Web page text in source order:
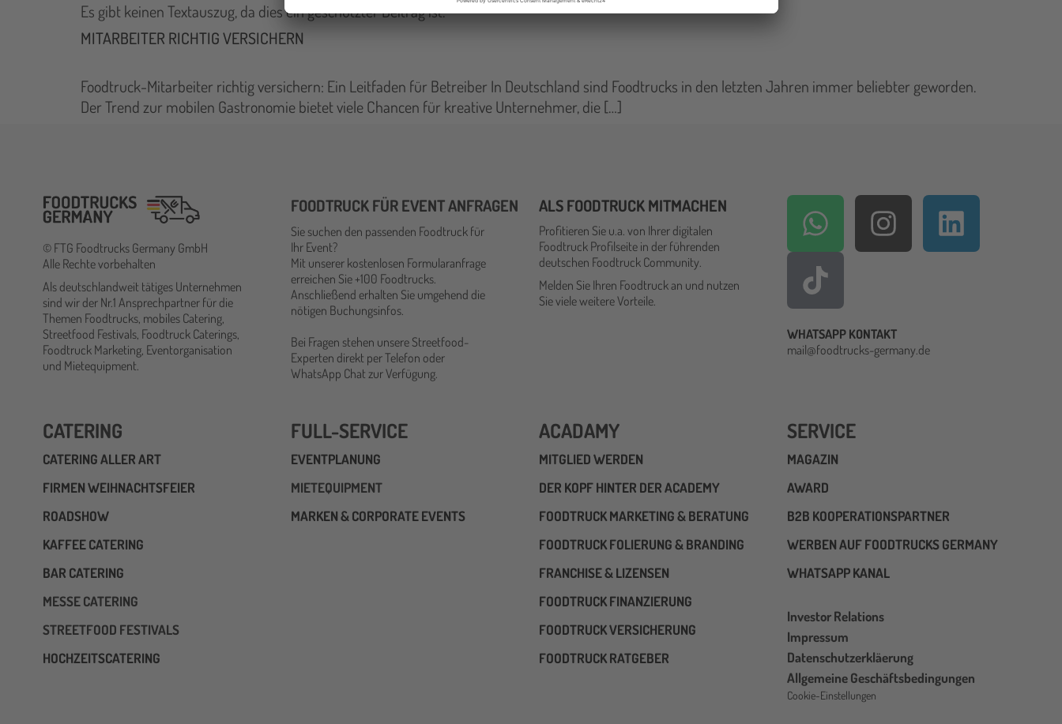
Es gibt keinen Textauszug, da dies ein geschützter Beitrag ist.
MITARBEITER RICHTIG VERSICHERN
Foodtruck-Mitarbeiter richtig versichern: Ein Leitfaden für Betreiber In Deutschland sind Foodtrucks in den letzten Jahren immer beliebter geworden.
Der Trend zur mobilen Gastronomie bietet viele Chancen für kreative Unternehmer, die […]
© FTG Foodtrucks Germany GmbH
Alle Rechte vorbehalten
Als deutschlandweit tätiges Unternehmen
sind wir der Nr.1 Ansprechpartner für die
Themen Foodtrucks, mobiles Catering,
Streetfood Festivals, Foodtruck Caterings,
Foodtruck Marketing, Eventorganisation
und Mietequipment.
FOODTRUCK FÜR EVENT ANFRAGEN
Sie suchen den passenden Foodtruck für
Ihr Event?
Mit unserer kostenlosen Formularanfrage
erreichen Sie +100 Foodtrucks.
Anschließend erhalten Sie umgehend die
nötigen Buchungsinfos.
Bei Fragen stehen unsere Streetfood-
Experten direkt per Telefon oder
WhatsApp Chat zur Verfügung.
ALS FOODTRUCK MITMACHEN
Profitieren Sie u.a. von Ihrer digitalen
Foodtruck Profilseite in der führenden
deutschen Foodtruck Community.
Melden Sie Ihren Foodtruck an und nutzen
Sie viele weitere Vorteile.
WHATSAPP KONTAKT
mail@foodtrucks-germany.de
CATERING
CATERING ALLER ART
FIRMEN WEIHNACHTSFEIER
ROADSHOW
KAFFEE CATERING
BAR CATERING
MESSE CATERING
STREETFOOD FESTIVALS
HOCHZEITSCATERING
FULL-SERVICE
EVENTPLANUNG
MIETEQUIPMENT
MARKEN & CORPORATE EVENTS
ACADAMY
MITGLIED WERDEN
DER KOPF HINTER DER ACADEMY
FOODTRUCK MARKETING & BERATUNG
FOODTRUCK FOLIERUNG & BRANDING
FRANCHISE & LIZENSEN
FOODTRUCK FINANZIERUNG
FOODTRUCK VERSICHERUNG
FOODTRUCK RATGEBER
SERVICE
MAGAZIN
AWARD
B2B KOOPERATIONSPARTNER
WERBEN AUF FOODTRUCKS GERMANY
WHATSAPP KANAL
Investor Relations
Impressum
Datenschutzerkläerung
Allgemeine Geschäftsbedingungen
Cookie-Einstellungen